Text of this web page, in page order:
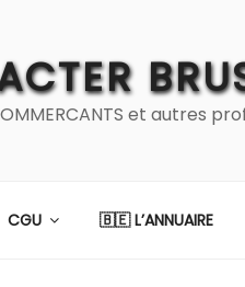
et autres
CGU 🇧🇪 L’ANNUAIRE